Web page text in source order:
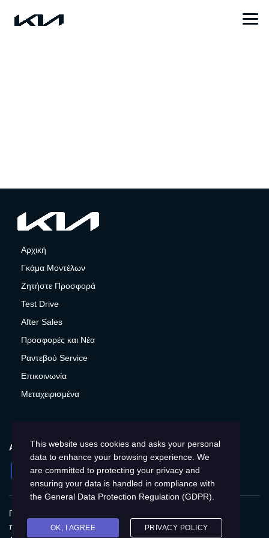
Αρχική
Γκάμα Μοντέλων
Ζητήστε Προσφορά
Test Drive
After Sales
Προσφορές και Νέα
Ραντεβού Service
Επικοινωνία
Μεταχειρισμένα
ΑΚΟΛΟΥΘΉΣΤΕ ΜΑΣ
Facebook
Instagram
Twitter
YouTube
Πολιτική Απορρήτου
προσωπικών δεδομένων
Αποτύπωση
This website uses cookies and asks your personal
data to enhance your browsing experience. We
are committed to protecting your privacy and
ensuring your data is handled in compliance with
the General Data Protection Regulation (GDPR)
OK, I AGREE PRIVACY POLICY